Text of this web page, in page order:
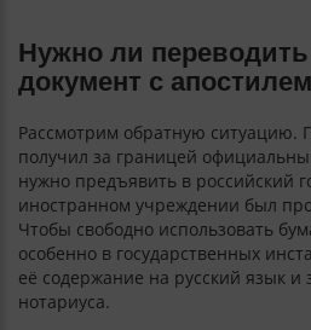
Нужно ли
документ с
Рассмотрим обратную ситуацию.
получил за границей
нужно предъявить в российский
иностранном учреждении был
Чтобы свободно использовать
особенно в государственных
её содержание на русский язык и
нотариуса.